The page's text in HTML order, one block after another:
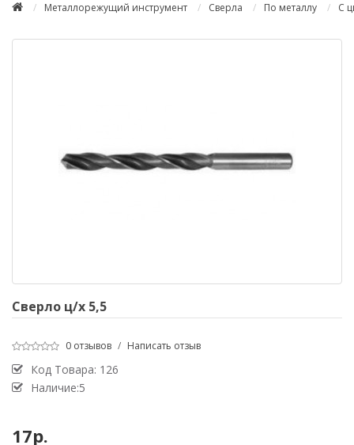
Металлорежущий инструмент Сверла По металлу С
Сверло ц/х 5,5
0 отзывов / Написать отзыв
Код Товара: 126
Наличие:5
17р.